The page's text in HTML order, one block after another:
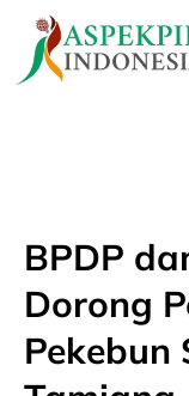
content
BPDP
Dorong
Pekebun